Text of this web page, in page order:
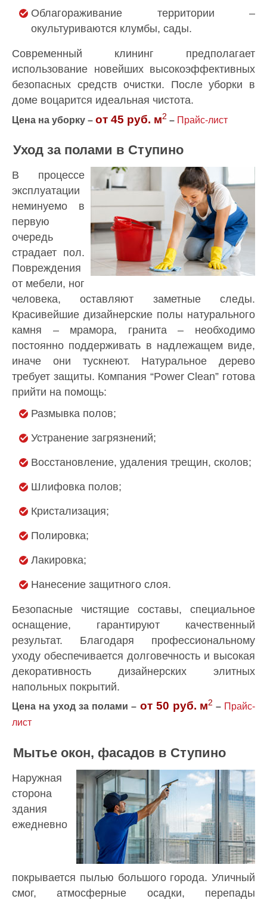
Облагораживание территории –
окультуриваются клумбы, сады.
Современный клининг предполагает
использование новейших высокоэффективных
безопасных средств очистки. После уборки в
доме воцарится идеальная чистота.
Цена на уборку – от 45 руб. м2 – Прайс-лист
Уход за полами в Ступино
В процессе
эксплуатации
неминуемо в
первую
очередь
страдает пол.
Повреждения
от мебели, ног
человека, оставляют заметные следы.
Красивейшие дизайнерские полы натурального
камня – мрамора, гранита – необходимо
постоянно поддерживать в надлежащем виде,
иначе они тускнеют. Натуральное дерево
требует защиты. Компания “Power Clean” готова
прийти на помощь:
Размывка полов;
Устранение загрязнений;
Восстановление, удаления трещин, сколов;
Шлифовка полов;
Кристализация;
Полировка;
Лакировка;
Нанесение защитного слоя.
Безопасные чистящие составы, специальное
оснащение, гарантируют качественный
результат. Благодаря профессиональному
уходу обеспечивается долговечность и высокая
декоративность дизайнерских элитных
напольных покрытий.
Цена на уход за полами – от 50 руб. м2 – Прайс-
лист
Мытье окон, фасадов в Ступино
Наружная
сторона
здания
ежедневно
покрывается пылью большого города. Уличный
смог, атмосферные осадки, перепады